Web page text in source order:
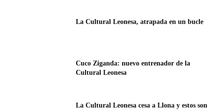
La Cultural Leonesa, atrapada en un bucle
Cuco Ziganda: nuevo entrenador de la
Cultural Leonesa
La Cultural Leonesa cesa a Llona y estos son